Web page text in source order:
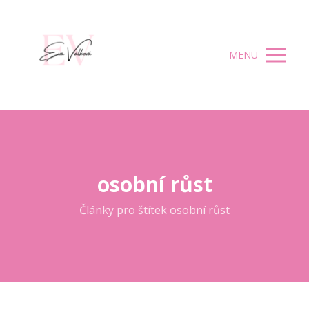
MENU
osobní růst
Články pro štítek osobní růst